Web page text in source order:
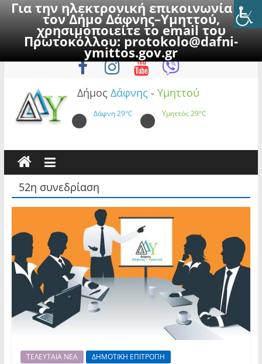
Για την ηλεκτρονική επικοινωνία με
τον Δήμο Δάφνης–Υμηττού,
χρησιμοποιείτε το email του
Πρωτοκόλλου:protokolo@dafni-
ymittos.gov.gr
to
Παρασκευή, 7 Αυγούστου 2026
Δήμος Δάφνης - Υμηττού
Δάφνη29°C Υμηττός29°C
52η συνεδρίαση
ΤΕΛΕΥΤΑΙΑ ΝΕΑ ΔΗΜΟΤΙΚΗ ΕΠΙΤΡΟΠΗ